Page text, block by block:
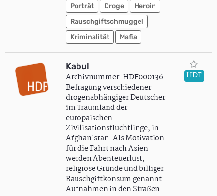
Porträt Droge
Heroin
Rauschgiftschmuggel
Kriminalität
Mafia
Kabul
Archivnummer: HDF000136
Befragung verschiedener
drogenabhängiger Deutscher
im Traumland der
europäischen
Zivilisationsflüchtlinge, in
Afghanistan. Als Motivation
für die Fahrt nach Asien
werden Abenteuerlust,
religiöse Gründe und billiger
Rauschgiftkonsum genannt.
Aufnahmen in den Straßen
HDF